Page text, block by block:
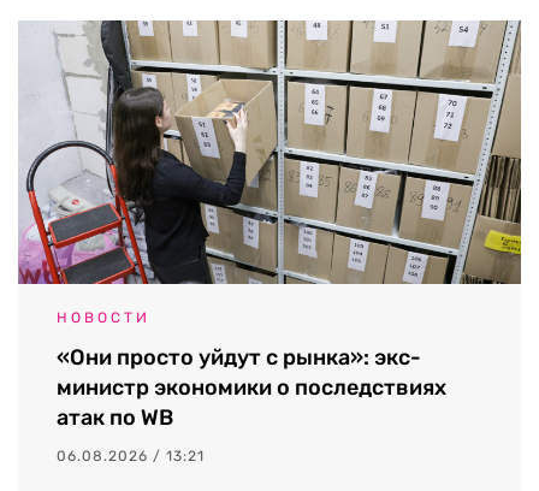
НОВОСТИ
«Они просто уйдут с рынка»: экс-
министр экономики о последствиях
атак по WB
06.08.2026 / 13:21